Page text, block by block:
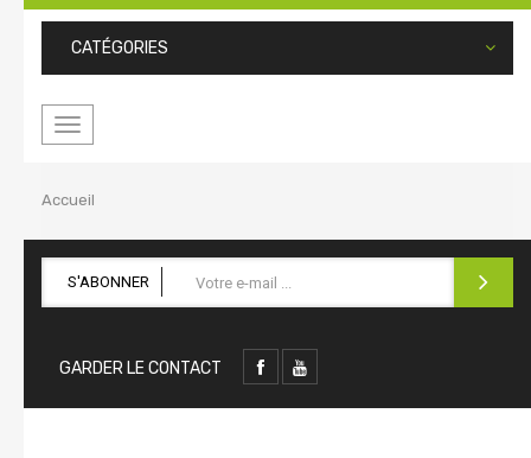
CATÉGORIES
Basculer
Accueil
S'ABONNER
GARDER LE CONTACT